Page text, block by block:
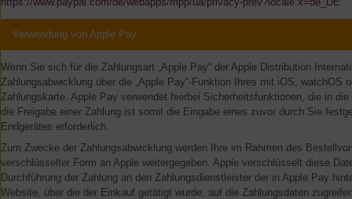
Verwendung von Apple Pay
Wenn Sie sich für die Zahlungsart „Apple Pay“ der Apple Distribution
Zahlungsabwicklung über die „Apple Pay“-Funktion Ihres mit iOS,
Zahlungskarte. Apple Pay verwendet hierbei Sicherheitsfunktionen, die in
die Freigabe einer Zahlung ist somit die Eingabe eines zuvor durch Sie
Endgerätes erforderlich.
Zum Zwecke der Zahlungsabwicklung werden Ihre im Rahmen des
verschlüsselter Form an Apple weitergegeben. Apple verschlüsselt diese
Durchführung der Zahlung an den Zahlungsdienstleister der in Apple Pay
Website, über die der Einkauf getätigt wurde, auf die Zahlungsdaten